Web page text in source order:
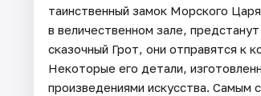
таинственный замок Морского
в величественном зале,
сказочный Грот, они отправятся к
Некоторые его детали,
произведениями искусства. Самым